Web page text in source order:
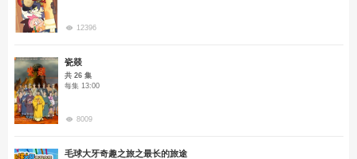
12396
瓷燚
共 26 集
每集 13:00
8009
毛球大牙奇趣之旅之最长的旅途